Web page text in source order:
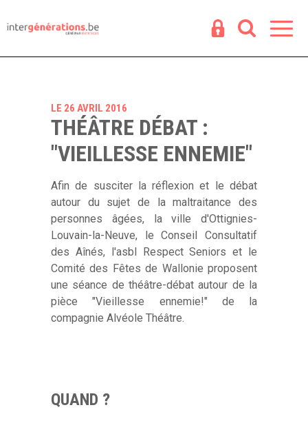
LE 26 AVRIL 2016
THÉÂTRE DÉBAT :
"VIEILLESSE ENNEMIE"
Afin de susciter la réflexion et le débat
autour du sujet de la maltraitance des
personnes âgées, la ville d'Ottignies-
Louvain-la-Neuve, le Conseil Consultatif
des Aînés, l'asbl Respect Seniors et le
Comité des Fêtes de Wallonie proposent
une séance de théâtre-débat autour de la
pièce "Vieillesse ennemie!" de la
compagnie Alvéole Théâtre.
QUAND ?